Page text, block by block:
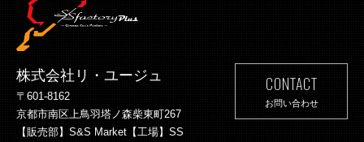
株式会社リ・ユージュ
〒601-8162
京都市南区上鳥羽塔ノ森柴東町267
【販売部】S&S Market【工場】SS
CONTACT
お問い合わせ